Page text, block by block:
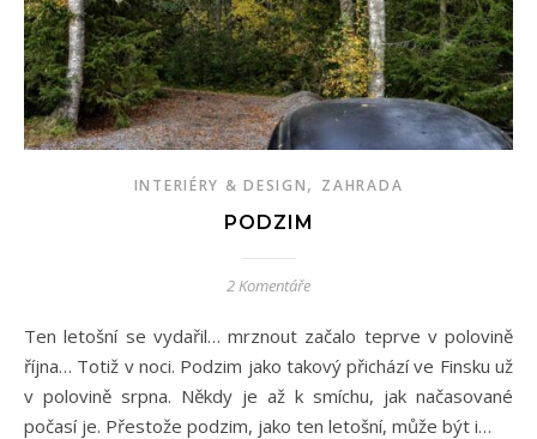
INTERIÉRY & DESIGN, ZAHRADA
PODZIM
2 Komentáře
Ten letošní se vydařil… mrznout začalo teprve v polovině
října… Totiž v noci. Podzim jako takový přichází ve Finsku už
v polovině srpna. Někdy je až k smíchu, jak načasované
počasí je. Přestože podzim, jako ten letošní, může být i…